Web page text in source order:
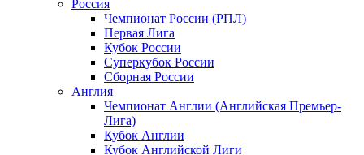
Россия
Чемпионат России (РПЛ)
Первая Лига
Кубок России
Суперкубок России
Сборная России
Англия
Чемпионат Англии (Английская Премьер-
Лига)
Кубок Англии
Кубок Английской Лиги